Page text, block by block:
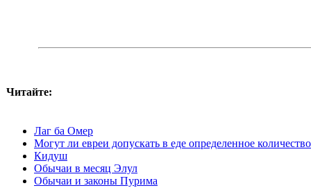
Читайте:
Лаг ба Омер
Могут ли евреи допускать в еде определенное
Кидуш
Обычаи в месяц Элул
Обычаи и законы Пурима